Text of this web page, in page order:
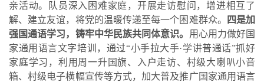
亲活动。队员深入困难家庭，开展走访慰问，增进相互了
解、建立友谊，将党的温暖传递至每一个困难群众。
四是加
强国通语学习，铸牢中华民族共同体意识。 用心用力做好国
家通用语言文字培训，通过“小手拉大手·学讲普通话”抓好
家庭学习，利用周一升国旗、入户走访、村级大喇叭小音
箱、村级电子横幅宣传等方式，加大普及推广国家通用语言